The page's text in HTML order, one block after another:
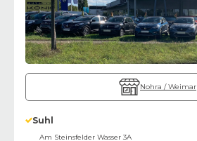
Nohra / Weimar
Suhl
Am Steinsfelder Wasser 3A